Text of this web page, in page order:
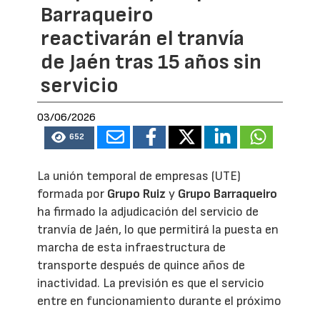
Barraqueiro
reactivarán el tranvía
de Jaén tras 15 años sin
servicio
03/06/2026
652
La unión temporal de empresas (UTE)
formada por Grupo Ruizy Grupo Barraqueiro
ha firmado la adjudicación del servicio de
tranvía de Jaén, lo que permitirá la puesta en
marcha de esta infraestructura de
transporte después de quince años de
inactividad. La previsión es que el servicio
entre en funcionamiento durante el próximo